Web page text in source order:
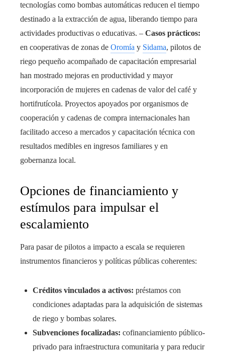
tecnologías como bombas automáticas reducen el tiempo
destinado a la extracción de agua, liberando tiempo para
actividades productivas o educativas. – Casos prácticos:
en cooperativas de zonas de Oromía y Sidama, pilotos de
riego pequeño acompañado de capacitación empresarial
han mostrado mejoras en productividad y mayor
incorporación de mujeres en cadenas de valor del café y
hortifrutícola. Proyectos apoyados por organismos de
cooperación y cadenas de compra internacionales han
facilitado acceso a mercados y capacitación técnica con
resultados medibles en ingresos familiares y en
gobernanza local.
Opciones de financiamiento y
estímulos para impulsar el
escalamiento
Para pasar de pilotos a impacto a escala se requieren
instrumentos financieros y políticas públicas coherentes:
Créditos vinculados a activos: préstamos con
condiciones adaptadas para la adquisición de sistemas
de riego y bombas solares.
Subvenciones focalizadas: cofinanciamiento público-
privado para infraestructura comunitaria y para reducir